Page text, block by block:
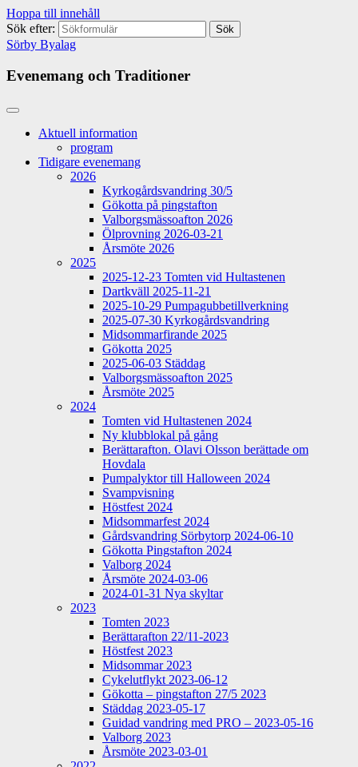
Hoppa till innehåll
Sök efter:
Sörby Byalag
Evenemang och Traditioner
Aktuell information
program
Tidigare evenemang
2026
Kyrkogårdsvandring 30/5
Gökotta på pingstafton
Valborgsmässoafton 2026
Ölprovning 2026-03-21
Årsmöte 2026
2025
2025-12-23 Tomten vid Hultastenen
Dartkväll 2025-11-21
2025-10-29 Pumpagubbetillverkning
2025-07-30 Kyrkogårdsvandring
Midsommarfirande 2025
Gökotta 2025
2025-06-03 Städdag
Valborgsmässoafton 2025
Årsmöte 2025
2024
Tomten vid Hultastenen 2024
Ny klubblokal på gång
Berättarafton. Olavi Olsson berättade om
Hovdala
Pumpalyktor till Halloween 2024
Svampvisning
Höstfest 2024
Midsommarfest 2024
Gårdsvandring Sörbytorp 2024-06-10
Gökotta Pingstafton 2024
Valborg 2024
Årsmöte 2024-03-06
2024-01-31 Nya skyltar
2023
Tomten 2023
Berättarafton 22/11-2023
Höstfest 2023
Midsommar 2023
Cykelutflykt 2023-06-12
Gökotta – pingstafton 27/5 2023
Städdag 2023-05-17
Guidad vandring med PRO – 2023-05-16
Valborg 2023
Årsmöte 2023-03-01